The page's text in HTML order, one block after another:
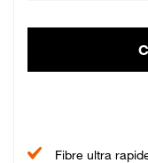
Fibre ultra